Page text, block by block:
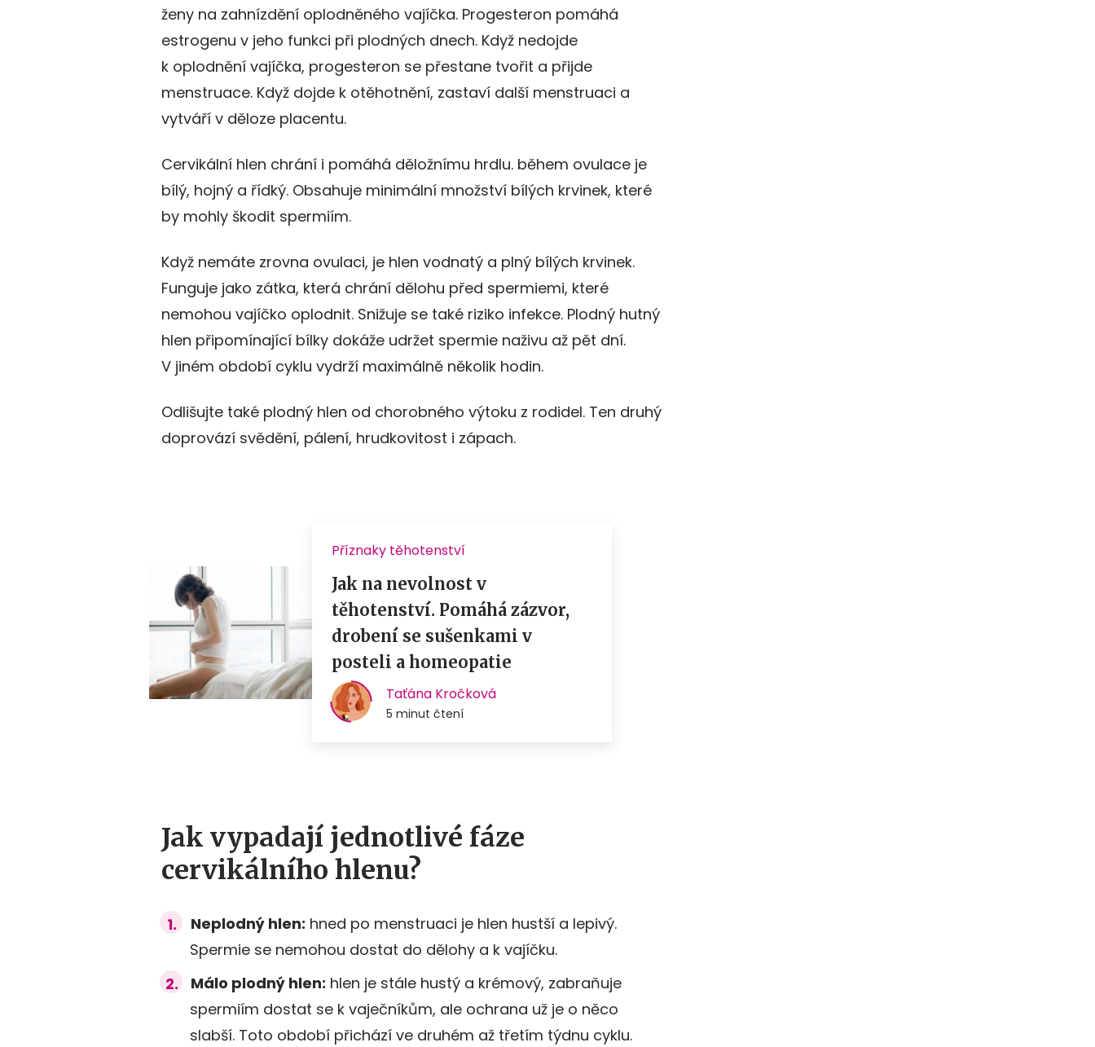
ženy na zahnízdění oplodněného vajíčka. Progesteron pomáhá
estrogenu v jeho funkci při plodných dnech. Když nedojde
k oplodnění vajíčka, progesteron se přestane tvořit a přijde
menstruace. Když dojde k otěhotnění, zastaví další menstruaci a
vytváří v děloze placentu.
Cervikální hlen chrání i pomáhá děložnímu hrdlu. během ovulace je
bílý, hojný a řídký. Obsahuje minimální množství bílých krvinek, které
by mohly škodit spermiím.
Když nemáte zrovna ovulaci, je hlen vodnatý a plný bílých krvinek.
Funguje jako zátka, která chrání dělohu před spermiemi, které
nemohou vajíčko oplodnit. Snižuje se také riziko infekce. Plodný hutný
hlen připomínající bílky dokáže udržet spermie naživu až pět dní.
V jiném období cyklu vydrží maximálně několik hodin.
Odlišujte také plodný hlen od chorobného výtoku z rodidel. Ten druhý
doprovází svědění, pálení, hrudkovitost i zápach.
Jak vypadají jednotlivé fáze
cervikálního hlenu?
Neplodný hlen: hned po menstruaci je hlen hustší a lepivý.
Spermie se nemohou dostat do dělohy a k vajíčku.
Málo plodný hlen: hlen je stále hustý a krémový, zabraňuje
spermiím dostat se k vaječníkům, ale ochrana už je o něco
slabší. Toto období přichází ve druhém až třetím týdnu cyklu.